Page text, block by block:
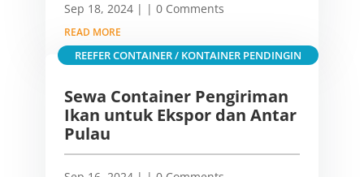
Sep 18, 2024| | 0 Comments
READ MORE
Sewa Container Pengiriman
Ikan untuk Ekspor dan Antar
Pulau
REEFER CONTAINER / KONTAINER PENDINGIN